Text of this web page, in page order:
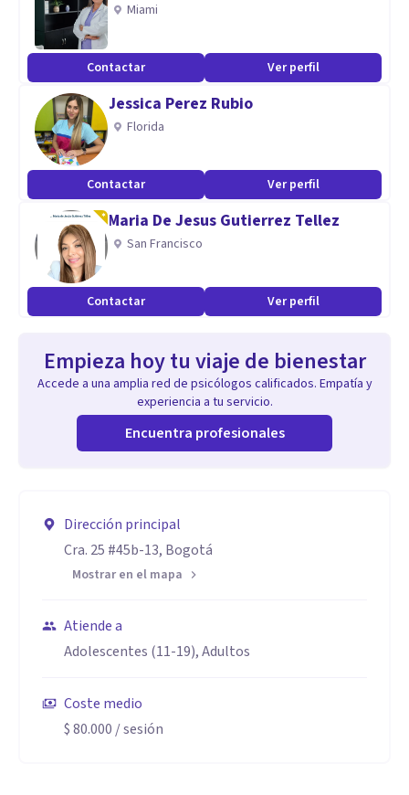
Miami
Contactar Ver perfil
Jessica Perez Rubio
Florida
Contactar Ver perfil
Maria De Jesus Gutierrez Tellez
San Francisco
Contactar Ver perfil
Empieza hoy tu viaje de bienestar
Accede a una amplia red de psicólogos calificados. Empatía y
experiencia a tu servicio.
Encuentra profesionales
Dirección principal
Cra. 25 #45b-13, Bogotá
Mostrar en el mapa
Atiende a
Adolescentes (11-19), Adultos
Coste medio
$ 80.000 / sesión